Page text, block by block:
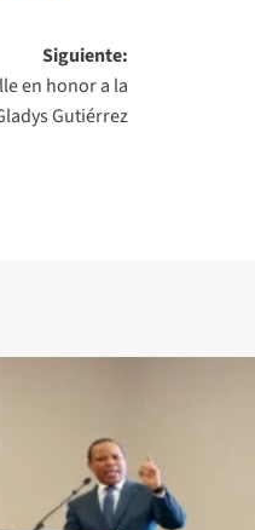
Siguiente:
en honor a la
Gutiérrez